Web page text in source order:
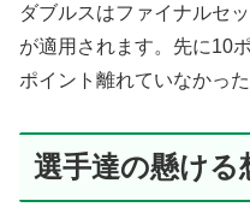
ダブルスはファイナルセ
が適用されます。先に10
ポイント離れていなかっ
選手達の懸ける